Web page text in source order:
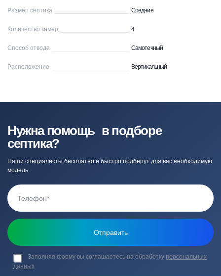
Размер септика Средние
Количество камер 4
Способ отвода Самотечный
Расположение Вертикальный
Нужна помощь в подборе
септика?
Наши специалисты бесплатно и быстро подберут для вас необходимую
модель
Заполняя форму вы соглашаетесь на обработку персональных
данных